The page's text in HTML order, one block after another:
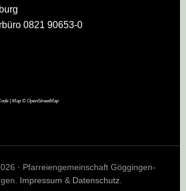
0821 90653-0
| Map © OpenStreetMap
· Pfarreiengemeinschaft Göggingen-
Impressum & Datenschutz.